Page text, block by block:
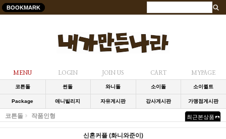
BOOKMARK
MENU LOGIN JOIN US CART MYPAGE
코튼돌 썬돌 와니돌 소이돌 소이퀼트
Package 애니빌리지 자유게시판 강사게시판 가맹점게시판
코튼돌 작품인형 최근본상품
신혼커플 (화니와준이)